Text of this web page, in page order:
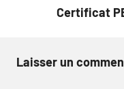
Certificat
Laisser un